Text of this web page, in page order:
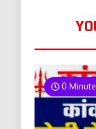
0